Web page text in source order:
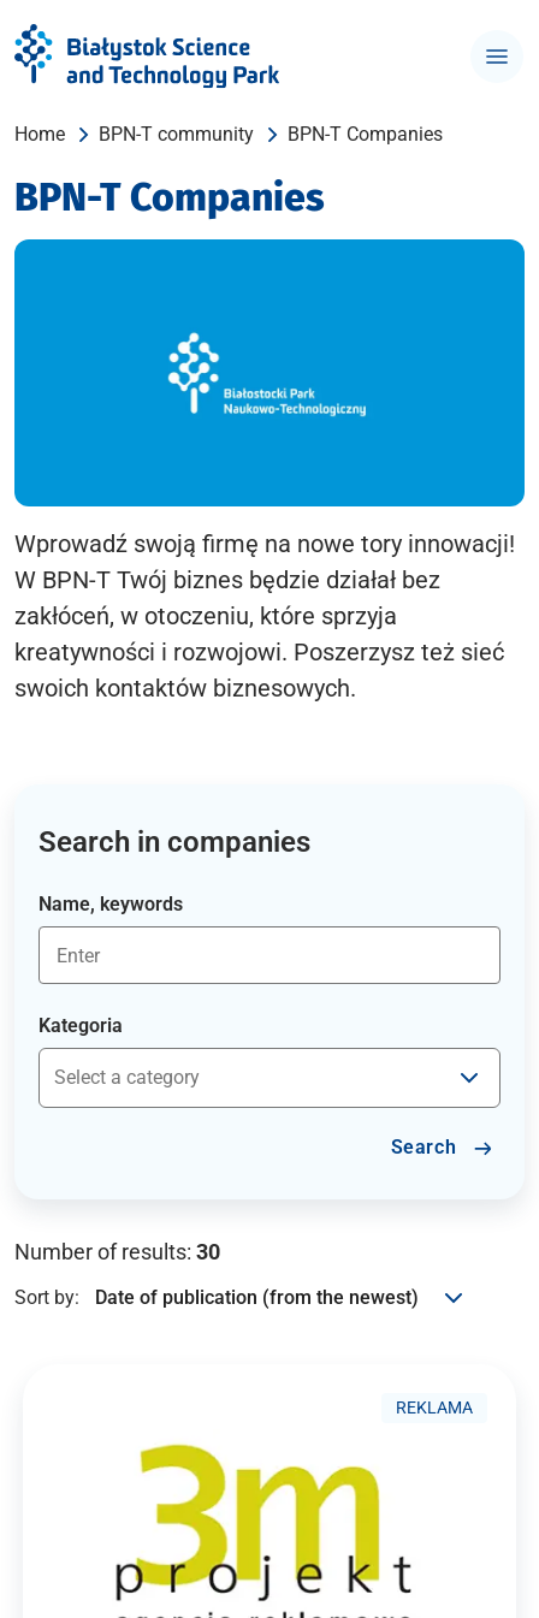
Home BPN-T community BPN-T Companies
BPN-T Companies
Wprowadź swoją firmę na nowe tory innowacji!
W BPN-T Twój biznes będzie działał bez
zakłóceń, w otoczeniu, które sprzyja
kreatywności i rozwojowi. Poszerzysz też sieć
swoich kontaktów biznesowych.
Search in companies
Name, keywords
Kategoria
Search
Number of results: 30
Sort by:
REKLAMA